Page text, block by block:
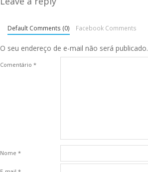
Default Comments (0) Facebook Comments
O seu endereço de e-mail não será publicado.
Comentário *
Nome *